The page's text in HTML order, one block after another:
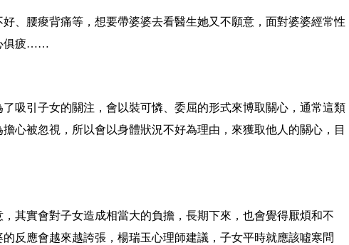
、腰痠背痛等，想要帶婆婆去看醫生她又不願意，面對婆婆經常性
俱疲……
吸引子女的關注，會以裝可憐、委屈的形式來博取關心，通常這類
心被忽視，所以會以身體狀況不好為理由，來獲取他人的關心，目
其實會對子女造成相當大的負擔，長期下來，也會覺得厭煩和不
反應會越來越誇張，楊瑞玉心理師建議，子女平時就應該噓寒問